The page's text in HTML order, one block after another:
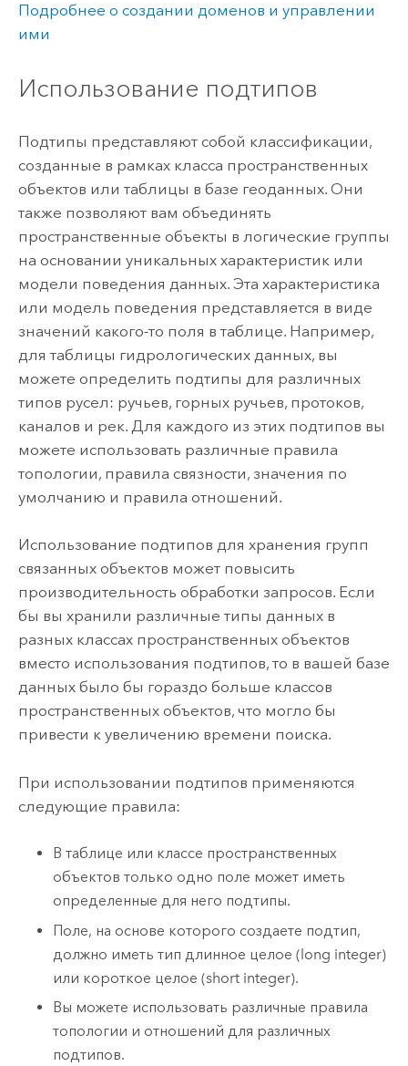
Подробнее о создании доменов и управлении
ими
Использование подтипов
Подтипы представляют собой классификации,
созданные в рамках класса пространственных
объектов или таблицы в базе геоданных. Они
также позволяют вам объединять
пространственные объекты в логические группы
на основании уникальных характеристик или
модели поведения данных. Эта характеристика
или модель поведения представляется в виде
значений какого-то поля в таблице. Например,
для таблицы гидрологических данных, вы
можете определить подтипы для различных
типов русел: ручьев, горных ручьев, протоков,
каналов и рек. Для каждого из этих подтипов вы
можете использовать различные правила
топологии, правила связности, значения по
умолчанию и правила отношений.
Использование подтипов для хранения групп
связанных объектов может повысить
производительность обработки запросов. Если
бы вы хранили различные типы данных в
разных классах пространственных объектов
вместо использования подтипов, то в вашей базе
данных было бы гораздо больше классов
пространственных объектов, что могло бы
привести к увеличению времени поиска.
При использовании подтипов применяются
следующие правила:
В таблице или классе пространственных
объектов только одно поле может иметь
определенные для него подтипы.
Поле, на основе которого создаете подтип,
должно иметь тип длинное целое (long integer)
или короткое целое (short integer).
Вы можете использовать различные правила
топологии и отношений для различных
подтипов.